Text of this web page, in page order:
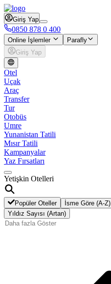
Giriş Yap
0850 878 0 400
Online İşlemler
Parafly
Giriş Yap
Otel
Uçak
Araç
Transfer
Tur
Otobüs
Umre
Yunanistan Tatili
Mısır Tatili
Kampanyalar
Yaz Fırsatları
Yetişkin Otelleri
Popüler Oteller İsme Göre (A-Z)
Yıldız Sayısı (Artan)